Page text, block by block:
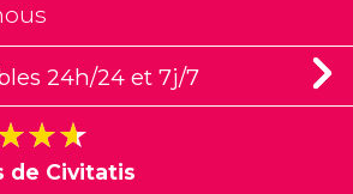
24h/24 et 7j/7
de Civitatis